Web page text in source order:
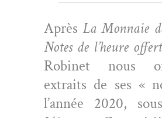
Après La Mon­naie
Notes de l’heure
Robi­net nous
extraits de ses «
l’an­née 2020,